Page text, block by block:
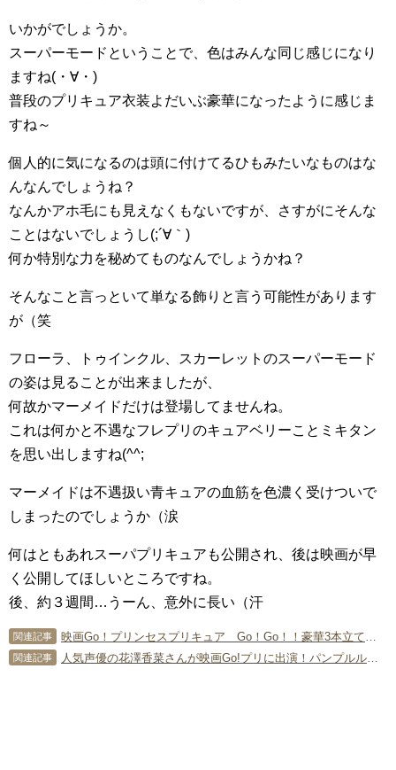
いかがでしょうか。
スーパーモードということで、色はみんな同じ感じになり
ますね(・∀・)
普段のプリキュア衣装よだいぶ豪華になったように感じま
すね～
個人的に気になるのは頭に付けてるひもみたいなものはな
んなんでしょうね？
なんかアホ毛にも見えなくもないですが、さすがにそんな
ことはないでしょうし(;´∀｀)
何か特別な力を秘めてものなんでしょうかね？
そんなこと言っといて単なる飾りと言う可能性があります
が（笑
フローラ、トゥインクル、スカーレットのスーパーモード
の姿は見ることが出来ましたが、
何故かマーメイドだけは登場してませんね。
これは何かと不遇なフレプリのキュアベリーことミキタン
を思い出しますね(^^;
マーメイドは不遇扱い青キュアの血筋を色濃く受けついで
しまったのでしょうか（涙
何はともあれスーパプリキュアも公開され、後は映画が早
く公開してほしいところですね。
後、約３週間…うーん、意外に長い（汗
関連記事
関連記事